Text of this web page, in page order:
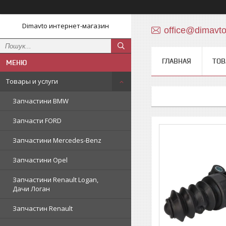
Dimavto интернет-магазин
Товары и услуги
Запчастини BMW
Запчасти FORD
Запчастини Mercedes-Benz
Запчастини Opel
Запчастини Renault Logan,
Дачи Логан
Запчастин Renault
ГЛАВНАЯ